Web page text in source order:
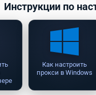
Инструкции по
Как настроить
прокси в Windows